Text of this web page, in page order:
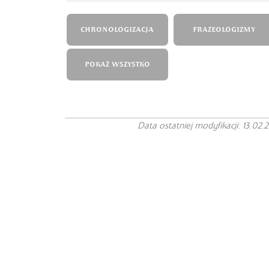
CHRONOLOGIZACJA FRAZEOLOGIZMY
POKAŻ WSZYSTKO
Data ostatniej modyfikacji: